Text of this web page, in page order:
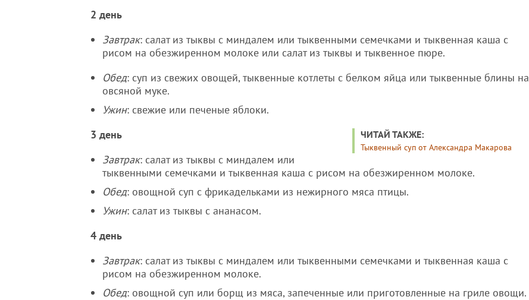
2 день
Завтрак: салат из тыквы с миндалем или тыквенными семечками и тыквенная каша с
рисом на обезжиренном молоке или салат из тыквы и тыквенное пюре.
Обед: суп из свежих овощей, тыквенные котлеты с белком яйца или тыквенные блины на
овсяной муке.
Ужин: свежие или печеные яблоки.
ЧИТАЙ ТАКЖЕ:
Тыквенный суп от Александра Макарова
3 день
Завтрак: салат из тыквы с миндалем или
тыквенными семечками и тыквенная каша с рисом на обезжиренном молоке.
Обед: овощной суп с фрикадельками из нежирного мяса птицы.
Ужин: салат из тыквы с ананасом.
4 день
Завтрак: салат из тыквы с миндалем или тыквенными семечками и тыквенная каша с
рисом на обезжиренном молоке.
Обед: овощной суп или борщ из мяса, запеченные или приготовленные на гриле овощи.